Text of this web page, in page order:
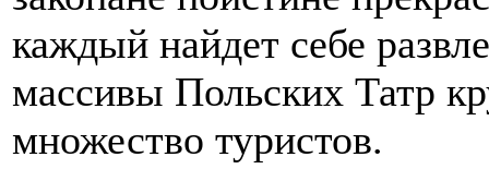
каждый найдет себе
массивы Польских Татр
множество туристов.